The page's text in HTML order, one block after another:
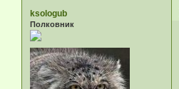
ksologub
Полковник